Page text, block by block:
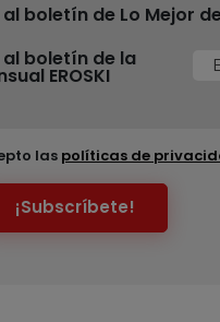
boletín de Lo Mejor
boletín de la
EROSKI
las políticas de
¡Subscríbete!